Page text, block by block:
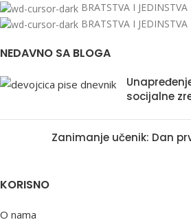
BRATSTVA I
BRATSTVA I
NEDAVNO SA BLOGA
socijalne
Zanimanje učenik: Dan
KORISNO
O nama